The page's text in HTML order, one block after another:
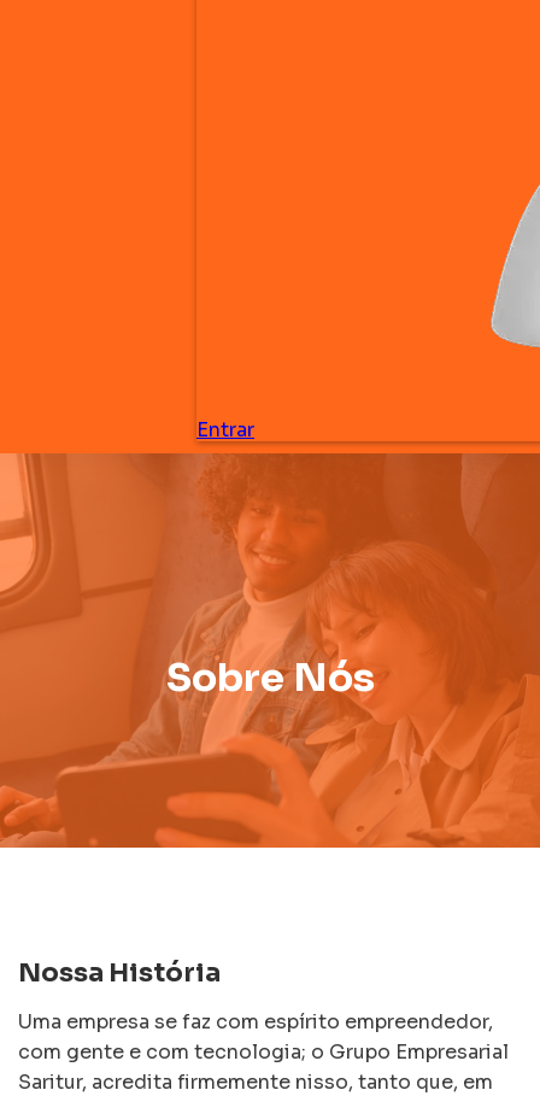
Sobre Nós
Nossa História
Uma empresa se faz com espírito empreendedor,
com gente e com tecnologia; o Grupo Empresarial
Saritur, acredita firmemente nisso, tanto que, em